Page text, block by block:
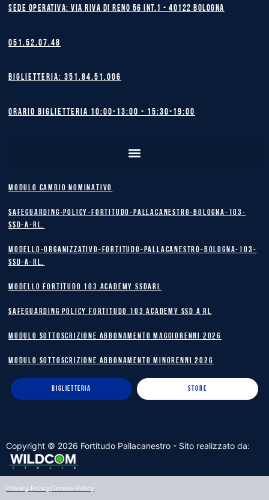
Sede operativa: Via Riva di Reno 56 int.1 - 40122 BOLOGNA
051.52.07.48
Biglietteria: 351.84.51.006
Orario biglietteria 10:00-13:00 - 15:30-19:00
MODULO CAMBIO NOMINATIVO
safeguarding-policy-Fortitudo-Pallacanestro-Bologna-103-
SSD-A-RL.
Modello-Organizzativo-Fortitudo-Pallacanestro-Bologna-103-
SSD-A-RL.
MODELLO FORTITUDO 103 ACADEMY SSDARL
safeguarding policy Fortitudo 103 Academy SSD A RL
MODULO SOTTOSCRIZIONE ABBONAMENTO MAGGIORENNI 2026
MODULO SOTTOSCRIZIONE ABBONAMENTO MINORENNI 2026
BIGLIETTERIA STORE
Copyright © 2026 Fortitudo Pallacanestro - Sito realizzato da:
Privacy Policy Cookie Policy